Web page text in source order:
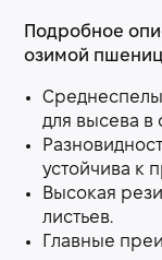
Подробное
озимой
для высева в
устойчива к
Высокая
листьев.
Главные